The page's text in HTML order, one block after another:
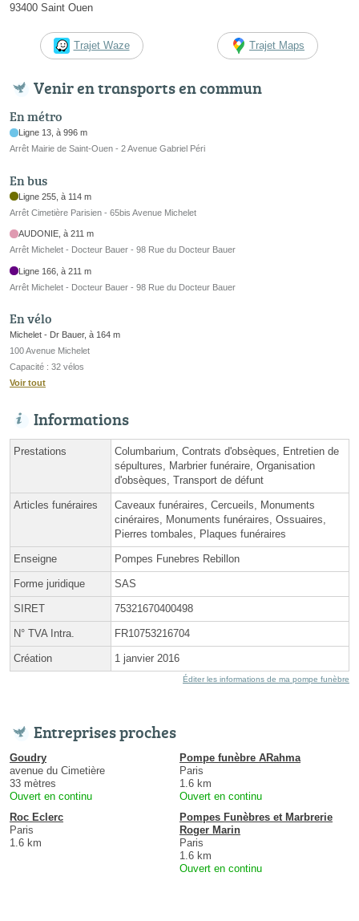
93400 Saint Ouen
Trajet Waze Trajet Maps
Venir en transports en commun
En métro
Ligne 13, à 996 m
Arrêt Mairie de Saint-Ouen - 2 Avenue Gabriel Péri
En bus
Ligne 255, à 114 m
Arrêt Cimetière Parisien - 65bis Avenue Michelet
AUDONIE, à 211 m
Arrêt Michelet - Docteur Bauer - 98 Rue du Docteur Bauer
Ligne 166, à 211 m
Arrêt Michelet - Docteur Bauer - 98 Rue du Docteur Bauer
En vélo
Michelet - Dr Bauer, à 164 m
100 Avenue Michelet
Capacité : 32 vélos
Voir tout
Informations
Prestations
Columbarium, Contrats d'obsèques, Entretien de
sépultures, Marbrier funéraire, Organisation
d'obsèques, Transport de défunt
Articles funéraires
Caveaux funéraires, Cercueils, Monuments
cinéraires, Monuments funéraires, Ossuaires,
Pierres tombales, Plaques funéraires
Enseigne Pompes Funebres Rebillon
Forme juridique SAS
SIRET 75321670400498
N° TVA Intra. FR10753216704
Création 1 janvier 2016
Éditer les informations de ma pompe funèbre
Entreprises proches
Goudry
avenue du Cimetière
33 mètres
Ouvert en continu
Pompe funèbre ARahma
Paris
1.6 km
Ouvert en continu
Roc Eclerc
Paris
1.6 km
Pompes Funèbres et Marbrerie
Roger Marin
Paris
1.6 km
Ouvert en continu